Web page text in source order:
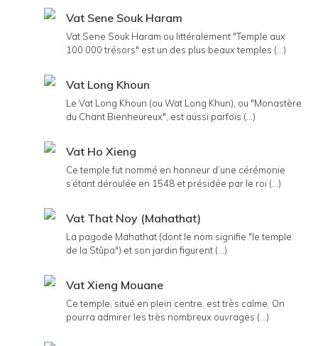
Vat Sene Souk Haram
Vat Sene Souk Haram ou littéralement "Temple aux
100 000 trésors" est un des plus beaux temples (...)
Vat Long Khoun
Le Vat Long Khoun (ou Wat Long Khun), ou "Monastère
du Chant Bienheureux", est aussi parfois (...)
Vat Ho Xieng
Ce temple fut nommé en honneur d’une cérémonie
s’étant déroulée en 1548 et présidée par le roi (...)
Vat That Noy (Mahathat)
La pagode Mahathat (dont le nom signifie "le temple
de la Stûpa") et son jardin figurent (...)
Vat Xieng Mouane
Ce temple, situé en plein centre, est très calme. On
pourra admirer les très nombreux ouvrages (...)